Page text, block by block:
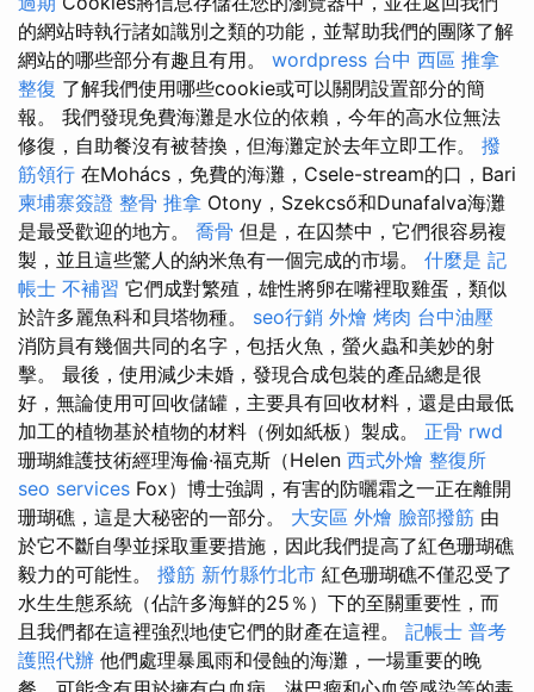
的網站時執行諸如識別之類的功能，並幫助我們的團隊了解
網站的哪些部分有趣且有用。 wordpress 台中 西區 推拿
整復 了解我們使用哪些cookie或可以關閉設置部分的簡
報。 我們發現免費海灘是水位的依賴，今年的高水位無法
修復，自助餐沒有被替換，但海灘定於去年立即工作。 撥
筋領行 在Mohács，免費的海灘，Csele-stream的口，Bari
柬埔寨簽證 整骨 推拿 Otony，Szekcső和Dunafalva海灘
是最受歡迎的地方。 喬骨 但是，在囚禁中，它們很容易複
製，並且這些驚人的納米魚有一個完成的市場。 什麼是 記
帳士 不補習 它們成對繁殖，雄性將卵在嘴裡取雞蛋，類似
於許多麗魚科和貝塔物種。 seo行銷 外燴 烤肉 台中油壓
消防員有幾個共同的名字，包括火魚，螢火蟲和美妙的射
擊。 最後，使用減少未婚，發現合成包裝的產品總是很
好，無論使用可回收儲罐，主要具有回收材料，還是由最低
加工的植物基於植物的材料（例如紙板）製成。 正骨 rwd
珊瑚維護技術經理海倫·福克斯（Helen 西式外燴 整復所
seo services Fox）博士強調，有害的防曬霜之一正在離開
珊瑚礁，這是大秘密的一部分。 大安區 外燴 臉部撥筋 由
於它不斷自學並採取重要措施，因此我們提高了紅色珊瑚礁
毅力的可能性。 撥筋 新竹縣竹北市 紅色珊瑚礁不僅忍受了
水生生態系統（佔許多海鮮的25％）下的至關重要性，而
且我們都在這裡強烈地使它們的財產在這裡。 記帳士 普考
護照代辦 他們處理暴風雨和侵蝕的海灘，一場重要的晚